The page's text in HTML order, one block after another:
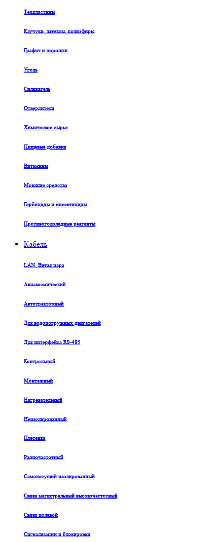
Техпластины
Каучуки, латексы, полиэфиры
Графит и порошки
Уголь
Силикагель
Отвердители
Химическое сырье
Пищевые добавки
Витамины
Моющие средства
Гербициды и инсектициды
Противогололедные реагенты
Кабель
LAN. Витая пара
Авиакосмический
Автотракторный
Для водопогружных двигателей
Для интерфейса RS-485
Контрольный
Монтажный
Нагревательный
Неизолированный
Плетенка
Радиочастотный
Самонесущий изолированный
Связи магистральный высокочастотный
Связи полевой
Сигнализации и блокировки